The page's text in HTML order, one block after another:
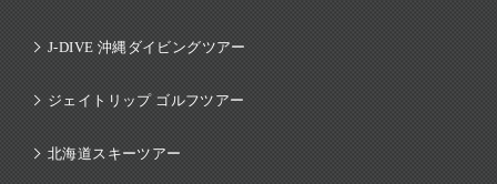
J-DIVE 沖縄ダイビングツアー
ジェイトリップ ゴルフツアー
北海道スキーツアー